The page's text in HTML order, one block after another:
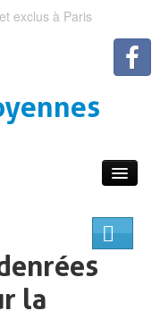
exclus à Paris
la